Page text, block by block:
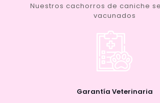
Nuestros cachorros de caniche
vacunados
Garantía Veterinaria